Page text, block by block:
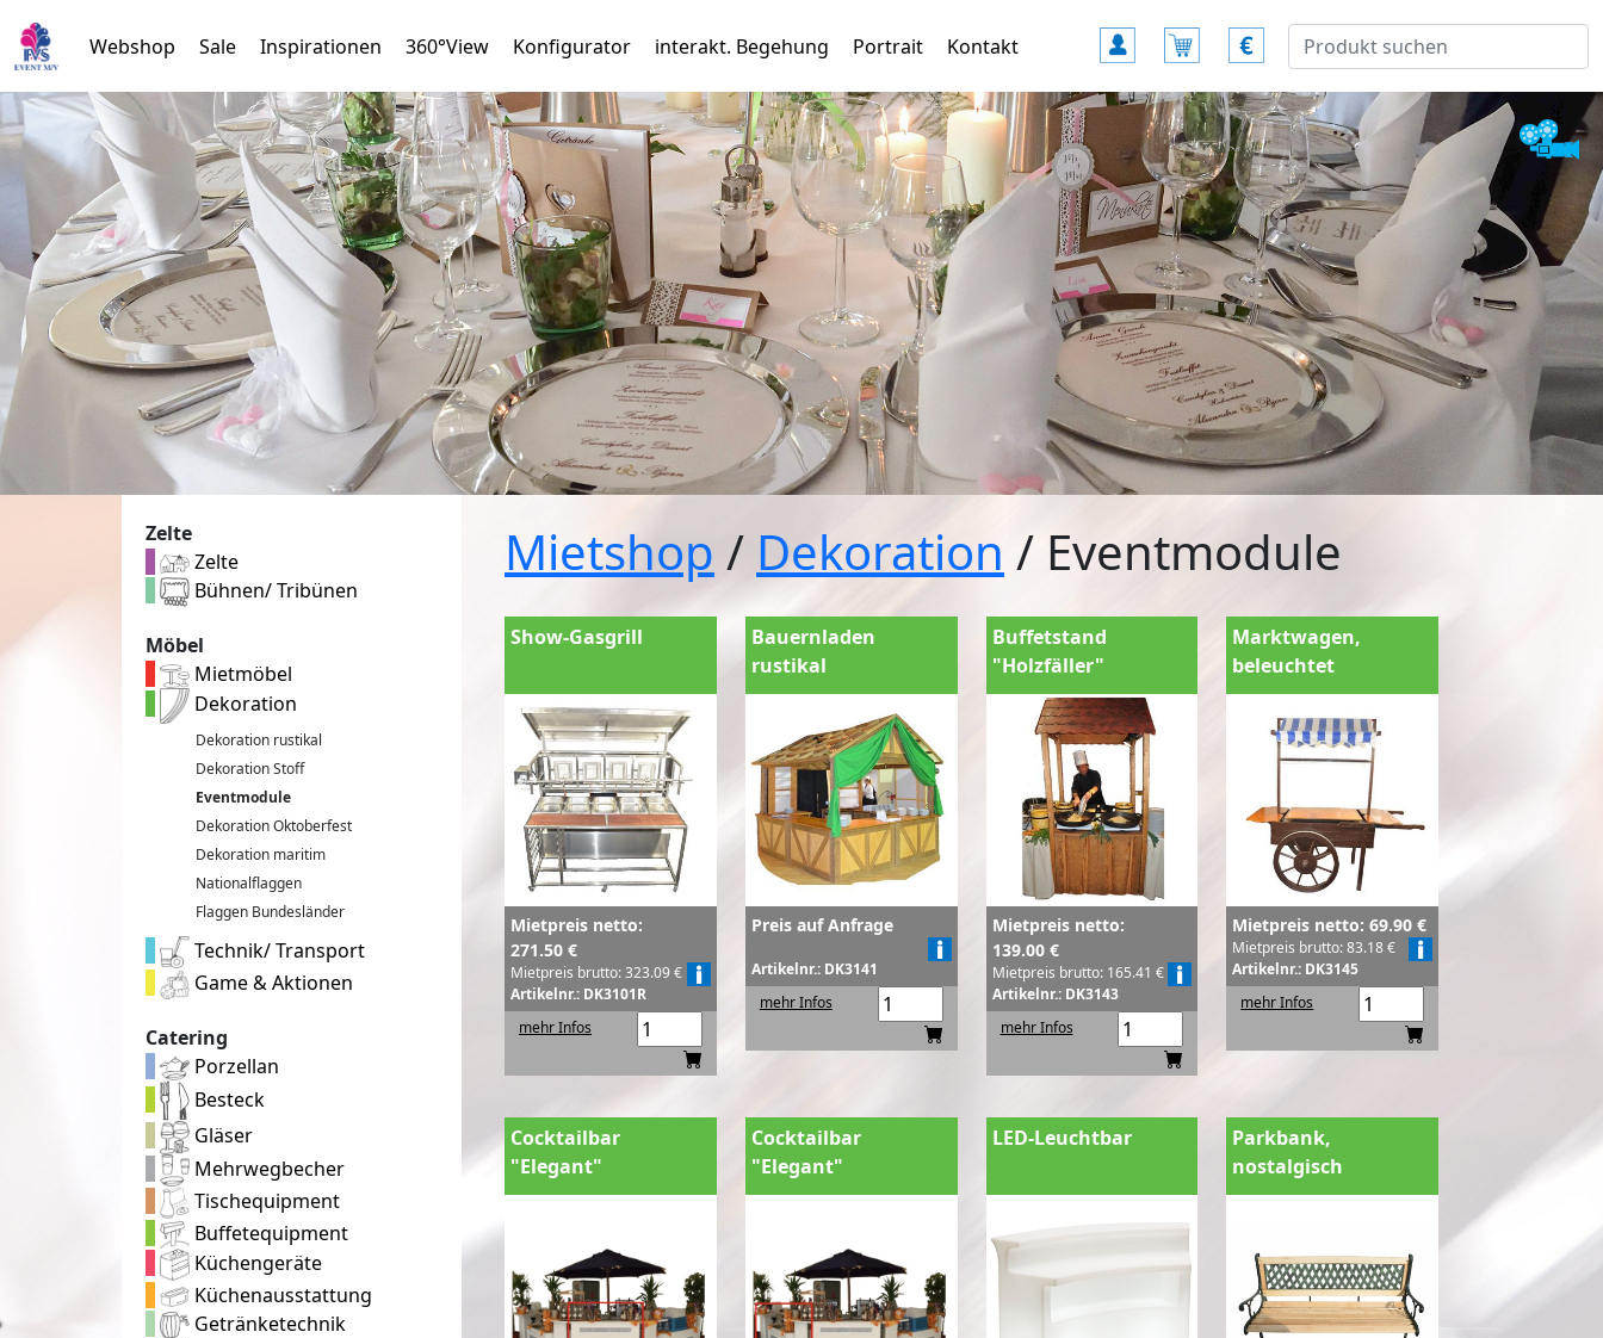
Webshop Sale Inspirationen 360°View Konfigurator interakt. Begehung Portrait Kontakt
Zelte
Zelte
Bühnen/ Tribünen
Möbel
Mietmöbel
Dekoration
Dekoration rustikal
Dekoration Stoff
Eventmodule
Dekoration Oktoberfest
Dekoration maritim
Nationalflaggen
Flaggen Bundesländer
Technik/ Transport
Game & Aktionen
Catering
Porzellan
Besteck
Gläser
Mehrwegbecher
Tischequipment
Buffetequipment
Küchengeräte
Küchenausstattung
Getränketechnik
Mietshop / Dekoration / Eventmodule
Show-Gasgrill
Mietpreis netto:
271.50 €
Mietpreis brutto: 323.09 €
Artikelnr.: DK3101R
mehr Infos
Bauernladen
rustikal
Preis auf Anfrage
Artikelnr.: DK3141
mehr Infos
Buffetstand
"Holzfäller"
Mietpreis netto:
139.00 €
Mietpreis brutto: 165.41 €
Artikelnr.: DK3143
mehr Infos
Marktwagen,
beleuchtet
Mietpreis netto: 69.90 €
Mietpreis brutto: 83.18 €
Artikelnr.: DK3145
mehr Infos
Cocktailbar
"Elegant"
Cocktailbar
"Elegant"
LED-Leuchtbar
Parkbank,
nostalgisch